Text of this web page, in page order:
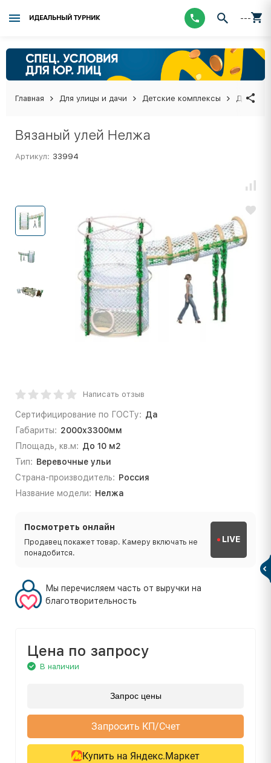
ИДЕАЛЬНЫЙ ТУРНИК ---
Главная Для улицы и дачи Детские комплексы
Вязаный улей Нелжа
Артикул: 33994
Написать отзыв
Сертифицирование по ГОСТу: Да
Габариты: 2000х3300мм
Площадь, кв.м: До 10 м2
Тип: Веревочные ульи
Страна-производитель: Россия
Название модели: Нелжа
Посмотреть онлайн
Продавец покажет товар. Камеру включать не
понадобится.
LIVE
Мы перечисляем часть от выручки на
благотворительность
Цена по запросу
В наличии
Запрос цены
Запросить КП/Счет
Купить на Яндекс.Маркет